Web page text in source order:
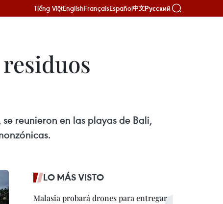
Tiếng ViệtEnglishFrançaisEspañol中文Русский
reunieron en las playas de Bali,
LO MÁS VISTO
Malasia probará drones para entregar